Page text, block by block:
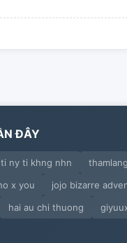
ĐÂY
ti ny ti khng nhn
x you jojo bizarre
hai au chi thuong